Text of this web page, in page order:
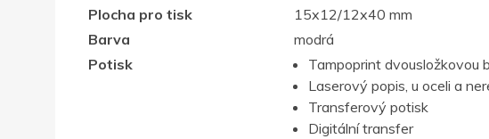
Plocha pro tisk
15x12/12x40 mm
Barva
modrá
Potisk
Tampoprint dvousložkovou
Laserový popis, u oceli a
Transferový potisk
Digitální transfer